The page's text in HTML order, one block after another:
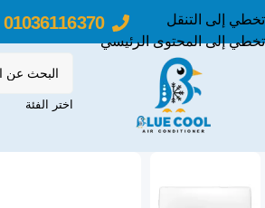
تخطي إلى التنقل
تخطي إلى المحتوى الرئيسي
01036116370
اختر الفئة